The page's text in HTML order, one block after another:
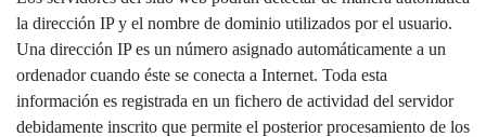
la dirección IP y el nombre de dominio utilizados por el usuario.
Una dirección IP es un número asignado automáticamente a un
ordenador cuando éste se conecta a Internet. Toda esta
información es registrada en un fichero de actividad del servidor
debidamente inscrito que permite el posterior procesamiento de los